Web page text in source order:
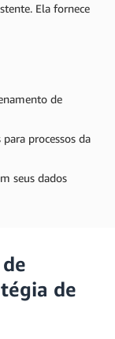
Ela fornece
de
processos da
seus dados
de